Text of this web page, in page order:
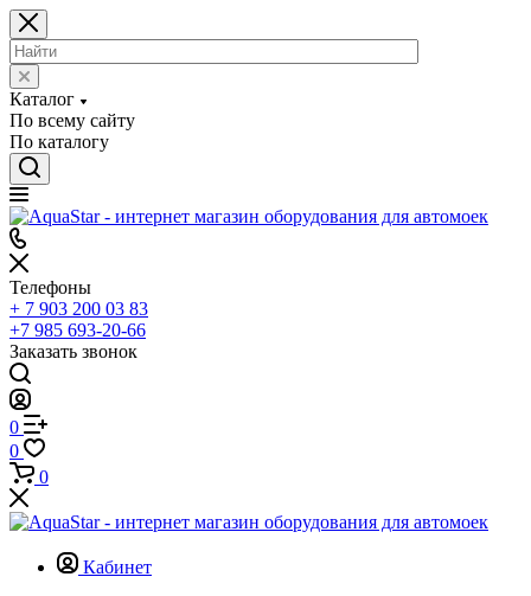
Каталог
По всему сайту
По каталогу
Телефоны
+ 7 903 200 03 83
+7 985 693-20-66
Заказать звонок
0
0
0
Кабинет